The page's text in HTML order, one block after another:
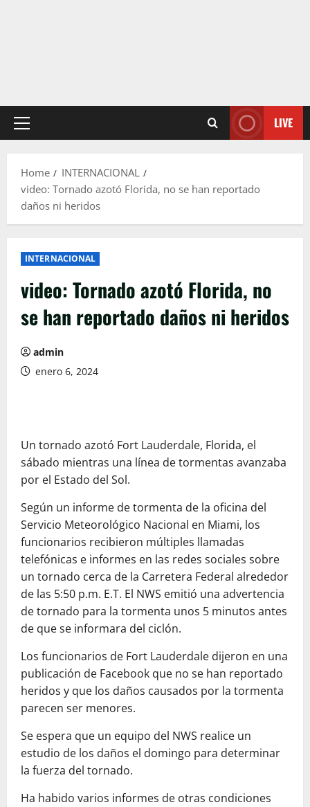
Primary
LIVE
Home
INTERNACIONAL
video: Tornado azotó Florida, no se han reportado
daños ni heridos
INTERNACIONAL
video: Tornado azotó Florida, no
se han reportado daños ni heridos
admin
enero 6, 2024
Un tornado azotó Fort Lauderdale, Florida, el
sábado mientras una línea de tormentas avanzaba
por el Estado del Sol.
Según un informe de tormenta de la oficina del
Servicio Meteorológico Nacional en Miami, los
funcionarios recibieron múltiples llamadas
telefónicas e informes en las redes sociales sobre
un tornado cerca de la Carretera Federal alrededor
de las 5:50 p.m. E.T. El NWS emitió una advertencia
de tornado para la tormenta unos 5 minutos antes
de que se informara del ciclón.
Los funcionarios de Fort Lauderdale dijeron en una
publicación de Facebook que no se han reportado
heridos y que los daños causados ​​por la tormenta
parecen ser menores.
Se espera que un equipo del NWS realice un
estudio de los daños el domingo para determinar
la fuerza del tornado.
Ha habido varios informes de otras condiciones